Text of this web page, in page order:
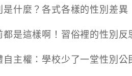
什麼？各式各樣的性別差異
是這樣啊！習俗裡的性別反
主權：學校少了一堂性別公